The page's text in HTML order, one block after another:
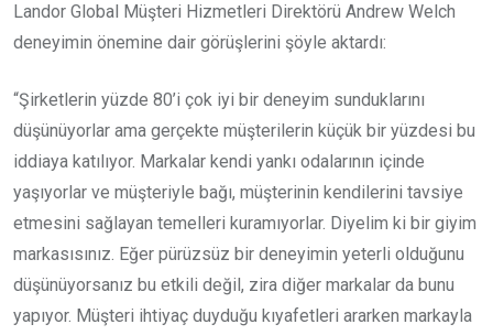
Landor Global Müşteri Hizmetleri Direktörü Andrew Welch
deneyimin önemine dair görüşlerini şöyle aktardı:
“Şirketlerin yüzde 80’i çok iyi bir deneyim sunduklarını
düşünüyorlar ama gerçekte müşterilerin küçük bir yüzdesi bu
iddiaya katılıyor. Markalar kendi yankı odalarının içinde
yaşıyorlar ve müşteriyle bağı, müşterinin kendilerini tavsiye
etmesini sağlayan temelleri kuramıyorlar. Diyelim ki bir giyim
markasısınız. Eğer pürüzsüz bir deneyimin yeterli olduğunu
düşünüyorsanız bu etkili değil, zira diğer markalar da bunu
yapıyor. Müşteri ihtiyaç duyduğu kıyafetleri ararken markayla